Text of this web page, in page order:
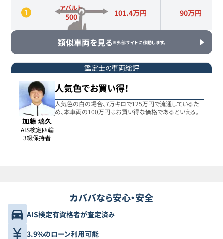
アバルト
500 101.4万円 90万円
類似車両を見る※外部サイトに移動します。
鑑定士の車両総評
加藤 璃久
AIS検定四輪
3級保持者
人気色でお買い得！
人気色の白の場合、7万キロで125万円で流通しているた
め、本車両の100万円はお買い得な価格であるといえる。
カババなら安心・安全
AIS検定有資格者が査定済み
3.9%のローン利用可能